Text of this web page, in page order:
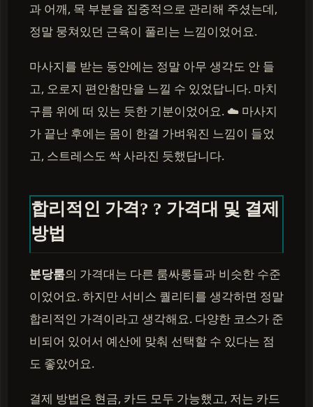
과 어깨, 목 부분을 집중적으로 관리해 주셨는데,
정말 뭉쳐있던 근육이 풀리는 느낌이었어요.
마사지를 받는 동안에는 정말 아무 생각도 안 들
고, 오로지 편안함만을 느낄 수 있었답니다. 마치
구름 위에 떠 있는 듯한 기분이었어요. ☁️ 마사지
가 끝난 후에는 몸이 한결 가벼워진 느낌이 들었
고, 스트레스도 싹 사라진 듯했답니다.
합리적인 가격? ? 가격대 및 결제
방법
분당룸의 가격대는 다른 룸싸롱들과 비슷한 수준
이었어요. 하지만 서비스 퀄리티를 생각하면 정말
합리적인 가격이라고 생각해요. 다양한 코스가 준
비되어 있어서 예산에 맞춰 선택할 수 있다는 점
도 좋았어요.
결제 방법은 현금, 카드 모두 가능했고, 저는 카드